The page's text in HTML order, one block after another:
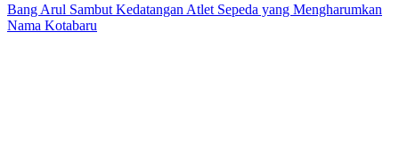
Bang Arul Sambut Kedatangan Atlet Sepeda yang Mengharumkan
Nama Kotabaru